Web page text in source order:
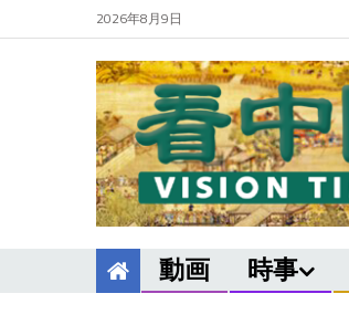
2026年8月9日
動画 時事